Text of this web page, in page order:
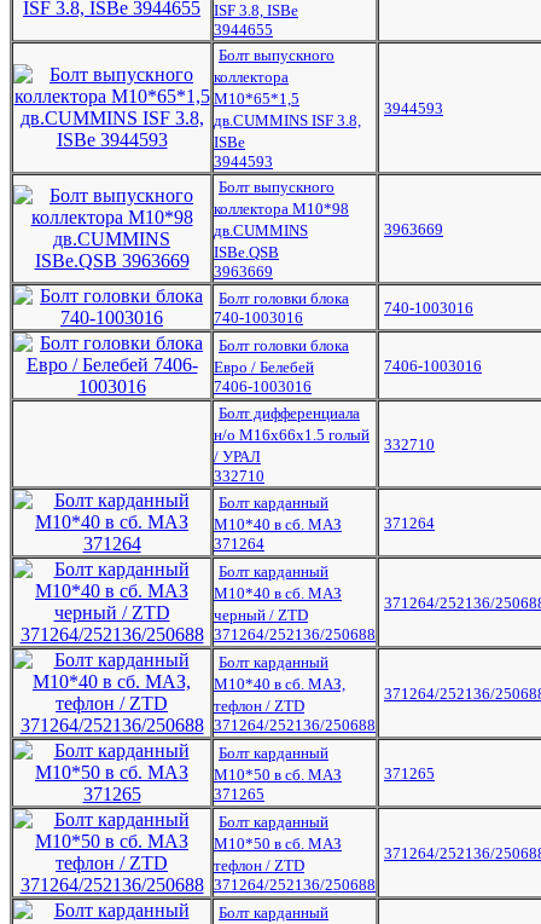
ISF 3.8, ISBe
3944655
Болт выпускного
коллектора
М10*65*1,5
дв.CUMMINS ISF 3.8,
ISBe
3944593
3944593
Болт выпускного
коллектора М10*98
дв.CUMMINS
ISBe.QSB
3963669
3963669
Болт головки блока
740-1003016
740-1003016
Болт головки блока
Евро / Белебей
7406-1003016
7406-1003016
Болт дифференциала
н/о М16х66х1.5 голый
/ УРАЛ
332710
332710
Болт карданный
М10*40 в сб. МАЗ
371264
371264
Болт карданный
М10*40 в сб. МАЗ
черный / ZTD
371264/252136/250688
371264/252136/
Болт карданный
М10*40 в сб. МАЗ,
тефлон / ZTD
371264/252136/250688
371264/252136/
Болт карданный
М10*50 в сб. МАЗ
371265
371265
Болт карданный
М10*50 в сб. МАЗ
тефлон / ZTD
371264/252136/250688
371264/252136/
Болт карданный